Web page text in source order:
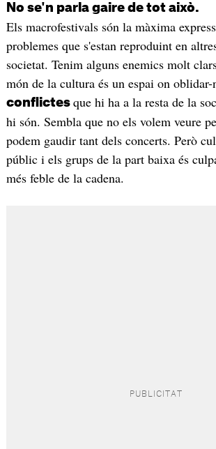
No se'n parla gaire de tot això.
Els macrofestivals són la màxima
problemes que s'estan reproduint en
societat. Tenim alguns enemics molt
món de la cultura és un espai on oblidar-
conflictes que hi ha a la resta de la
hi són. Sembla que no els volem veure
podem gaudir tant dels concerts. Però
públic i els grups de la part baixa és
més feble de la cadena.